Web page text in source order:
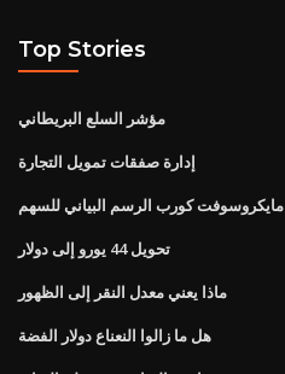
Top Stories
مؤشر السلع البريطاني
إدارة صفقات تمويل التجارة
مايكروسوفت كورب الرسم البياني للسهم
تحويل 44 يورو إلى دولار
ماذا يعني معدل النقر إلى الظهور
هل ما زالوا النعناع دولار الفضة